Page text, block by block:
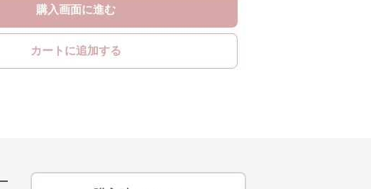
購入画面に進む
カートに追加する